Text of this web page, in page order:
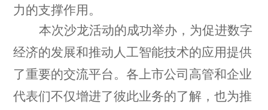
力的支撑作用。
本次沙龙活动的成功举办，为促进数字
经济的发展和推动人工智能技术的应用提供
了重要的交流平台。各上市公司高管和企业
代表们不仅增进了彼此业务的了解，也为推